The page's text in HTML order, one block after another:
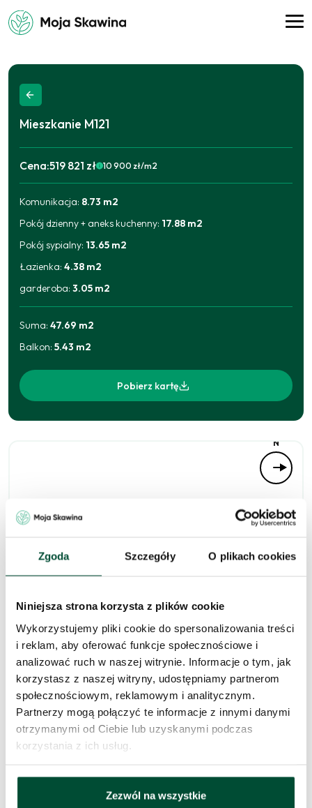
Zgoda Szczegóły O plikach cookies
Niniejsza strona korzysta z plików cookie
Wykorzystujemy pliki cookie do spersonalizowania treści
i reklam, aby oferować funkcje społecznościowe i
analizować ruch w naszej witrynie. Informacje o tym, jak
korzystasz z naszej witryny, udostępniamy partnerom
społecznościowym, reklamowym i analitycznym.
Partnerzy mogą połączyć te informacje z innymi danymi
otrzymanymi od Ciebie lub uzyskanymi podczas
korzystania z ich usług.
Zezwól na wszystkie
Mieszkanie M121
Cena:519 821 zł
2025-09-11
2025-12-11
500 745zł
2026-04-23
505 514
2026-06-17
10 900 zł/m2
Komunikacja: 8.73 m2
Pokój dzienny + aneks kuchenny: 17.88 m2
Pokój sypialny: 13.65 m2
Łazienka:4.38 m2
garderoba:3.05 m2
Suma:47.69 m2
Balkon:5.43 m2
Pobierz kartę
N
Zapytaj o to
mieszkanie
Skorzystaj z formularza i przekaż naszym doradcom prośbę o
kontakt w sprawie tego mieszkania.
Skontaktujemy się w przeciągu 1 dnia roboczego.
Imię i nazwisko